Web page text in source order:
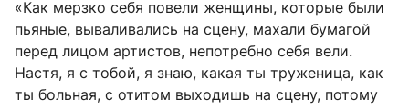
«Как мерзко себя повели женщины, которые были
пьяные, вываливались на сцену, махали бумагой
перед лицом артистов, непотребно себя вели.
Настя, я с тобой, я знаю, какая ты труженица, как
ты больная, с отитом выходишь на сцену, потому